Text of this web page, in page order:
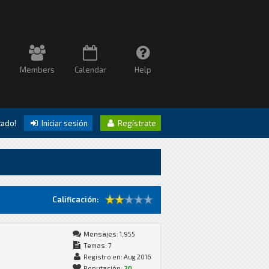
Members Calendar Help
Iniciar sesión Regístrate
Calificación:
Mensajes: 1,955
Temas: 7
Registro en: Aug 2016